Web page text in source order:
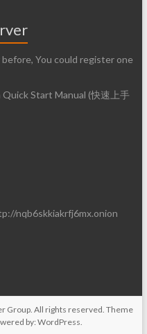
You could register one
Start Manual (快速上手
nqb6skkiakrfj6mx.onion
Group. All rights reserved. Theme
by:WordPress